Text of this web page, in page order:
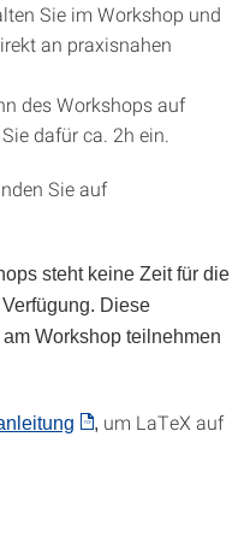
Sie im Workshop und
an praxisnahen
des Workshops auf
dafür ca. 2h ein.
Sie auf
steht keine Zeit für die
Diese
Workshop teilnehmen
, um LaTeX auf